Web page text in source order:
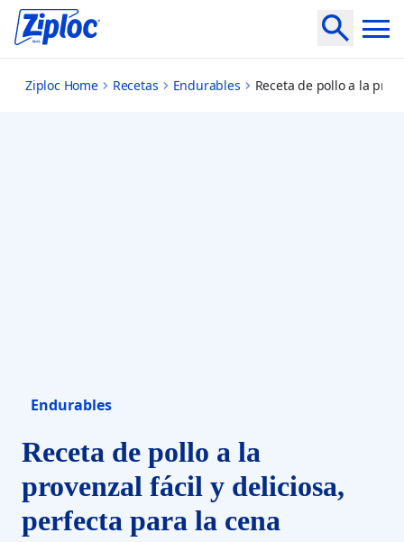
chicken-vegetables-provencal
Ziploc Home Recetas Endurables Receta de pollo a la
Endurables
Receta de pollo a la
provenzal fácil y deliciosa,
perfecta para la cena